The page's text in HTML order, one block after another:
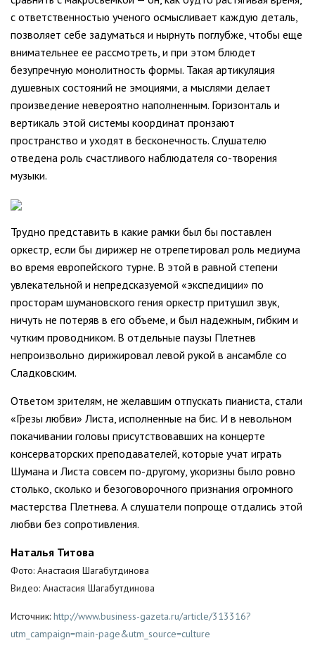
с ответственностью ученого осмысливает каждую деталь,
позволяет себе задуматься и нырнуть поглубже, чтобы еще
внимательнее ее рассмотреть, и при этом блюдет
безупречную монолитность формы. Такая артикуляция
душевных состояний не эмоциями, а мыслями делает
произведение невероятно наполненным. Горизонталь и
вертикаль этой системы координат пронзают
пространство и уходят в бесконечность. Слушателю
отведена роль счастливого наблюдателя со-творения
музыки.
Трудно представить в какие рамки был бы поставлен
оркестр, если бы дирижер не отрепетировал роль медиума
во время европейского турне. В этой в равной степени
увлекательной и непредсказуемой «экспедиции» по
просторам шумановского гения оркестр притушил звук,
ничуть не потеряв в его объеме, и был надежным, гибким и
чутким проводником. В отдельные паузы Плетнев
непроизвольно дирижировал левой рукой в ансамбле со
Сладковским.
Ответом зрителям, не желавшим отпускать пианиста, стали
«Грезы любви» Листа, исполненные на бис. И в невольном
покачивании головы присутствовавших на концерте
консерваторских преподавателей, которые учат играть
Шумана и Листа совсем по-другому, укоризны было ровно
столько, сколько и безоговорочного признания огромного
мастерства Плетнева. А слушатели попроще отдались этой
любви без сопротивления.
Наталья Титова
Фото: Анастасия Шагабутдинова
Видео: Анастасия Шагабутдинова
Источник: http://www.business-gazeta.ru/article/313316?
utm_campaign=main-page&utm_source=culture